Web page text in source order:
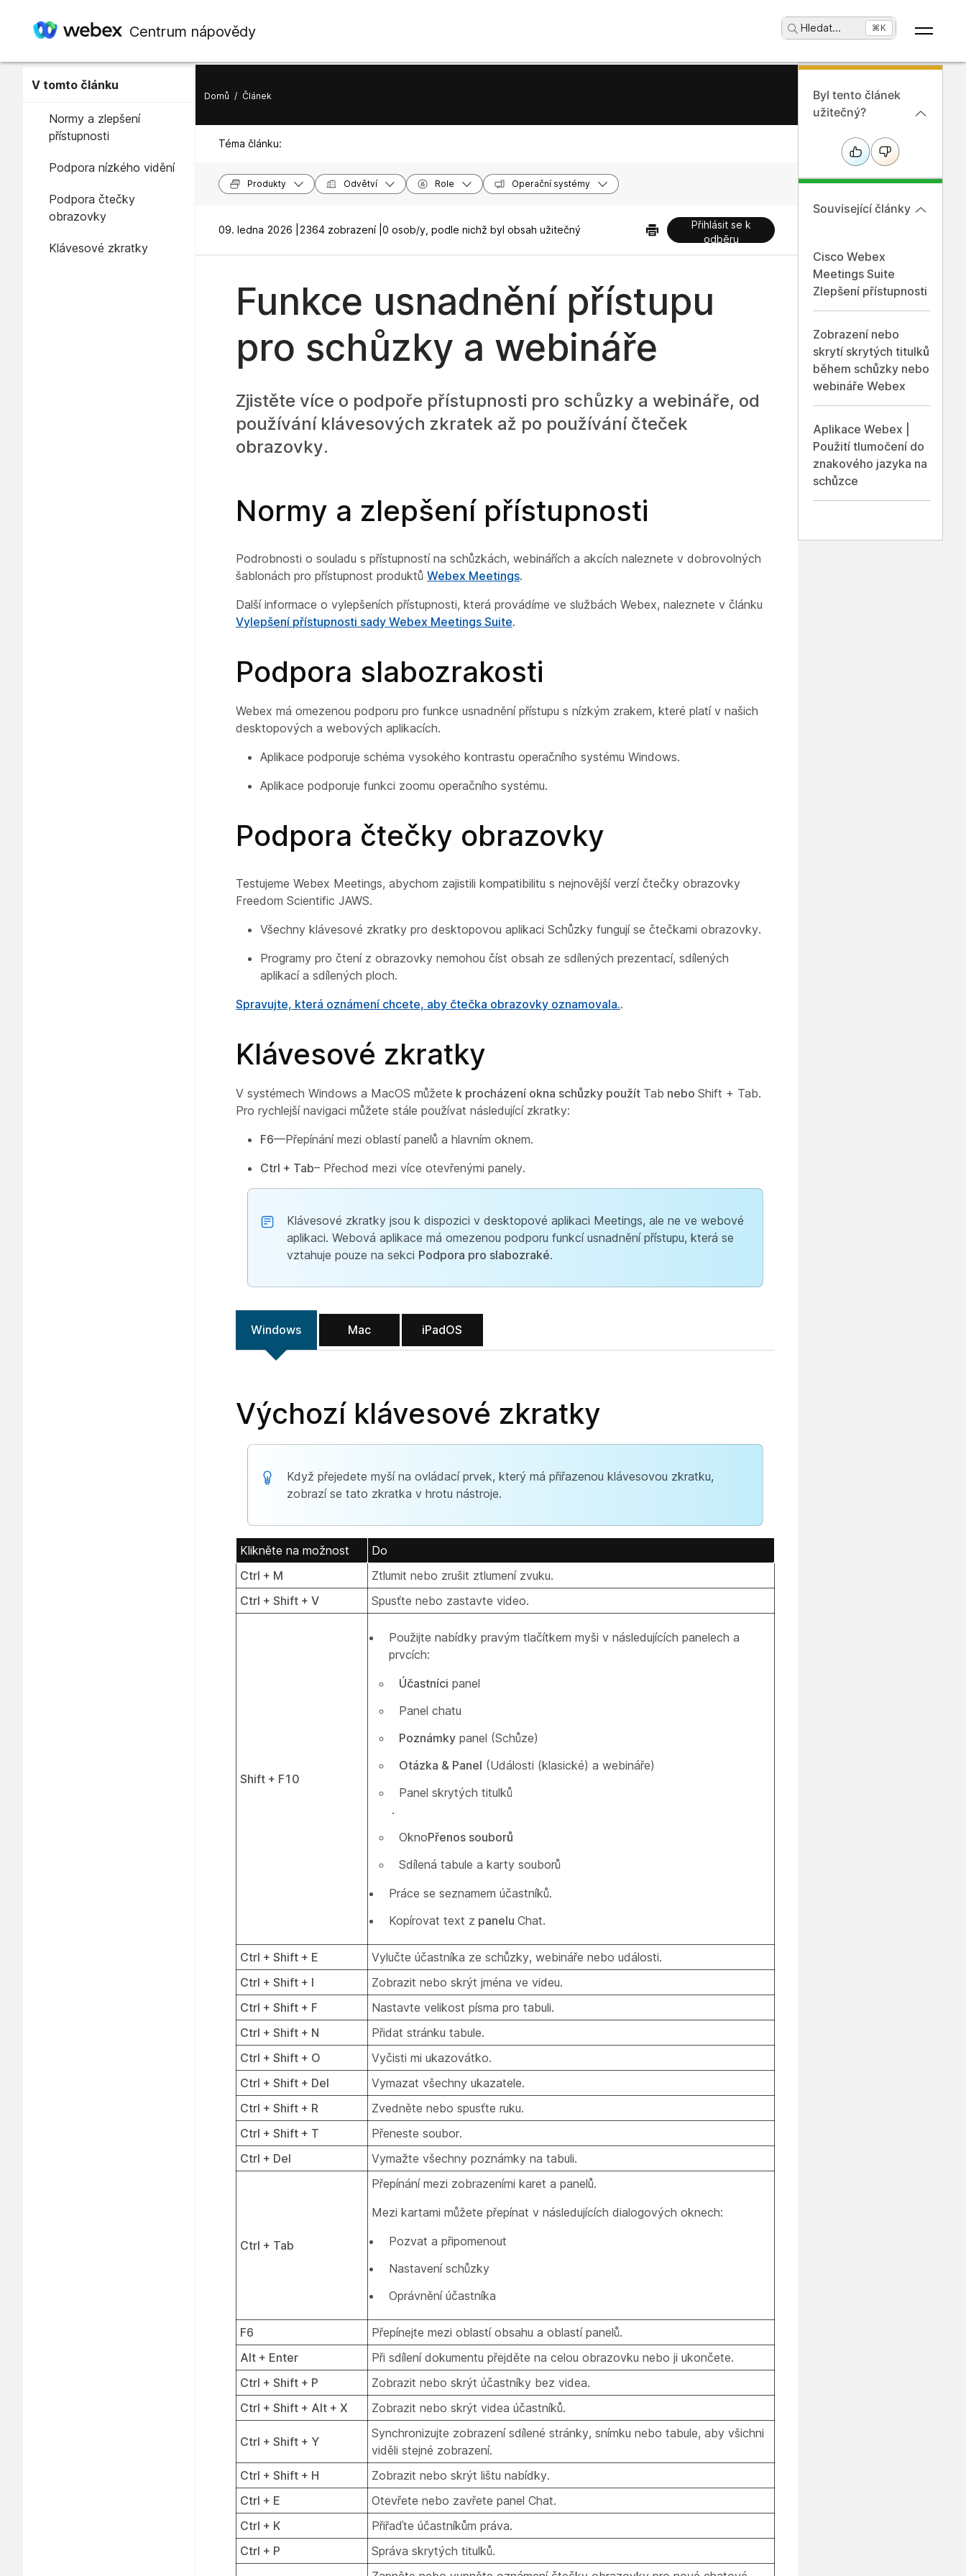
Centrum nápovědy Hledat... ⌘K
V tomto článku
Normy a zlepšení
přístupnosti
Podpora nízkého vidění
Podpora čtečky
obrazovky
Klávesové zkratky
Domů / Článek
Téma článku:
Produkty Odvětví Role Operační systémy
09. ledna 2026 | 2364 zobrazení | 0 osob/y, podle nichž byl obsah užitečný
Přihlásit se k
odběru
Funkce usnadnění přístupu
pro schůzky a webináře
Zjistěte více o podpoře přístupnosti pro schůzky a webináře, od
používání klávesových zkratek až po používání čteček
obrazovky.
Normy a zlepšení přístupnosti
Podrobnosti o souladu s přístupností na schůzkách, webinářích a akcích naleznete v dobrovolných
šablonách pro přístupnost produktů Webex Meetings.
Další informace o vylepšeních přístupnosti, která provádíme ve službách Webex, naleznete v článku
Vylepšení přístupnosti sady Webex Meetings Suite.
Podpora slabozrakosti
Webex má omezenou podporu pro funkce usnadnění přístupu s nízkým zrakem, které platí v našich
desktopových a webových aplikacích.
Aplikace podporuje schéma vysokého kontrastu operačního systému Windows.
Aplikace podporuje funkci zoomu operačního systému.
Podpora čtečky obrazovky
Testujeme Webex Meetings, abychom zajistili kompatibilitu s nejnovější verzí čtečky obrazovky
Freedom Scientific JAWS.
Všechny klávesové zkratky pro desktopovou aplikaci Schůzky fungují se čtečkami obrazovky.
Programy pro čtení z obrazovky nemohou číst obsah ze sdílených prezentací, sdílených
aplikací a sdílených ploch.
Spravujte, která oznámení chcete, aby čtečka obrazovky oznamovala..
Klávesové zkratky
V systémech Windows a MacOS můžete k procházení okna schůzky použít Tab nebo Shift + Tab.
Pro rychlejší navigaci můžete stále používat následující zkratky:
F6—Přepínání mezi oblastí panelů a hlavním oknem.
Ctrl + Tab– Přechod mezi více otevřenými panely.
Klávesové zkratky jsou k dispozici v desktopové aplikaci Meetings, ale ne ve webové
aplikaci. Webová aplikace má omezenou podporu funkcí usnadnění přístupu, která se
vztahuje pouze na sekci Podpora pro slabozraké.
Windows Mac iPadOS
Výchozí klávesové zkratky
Když přejedete myší na ovládací prvek, který má přiřazenou klávesovou zkratku,
zobrazí se tato zkratka v hrotu nástroje.
Klikněte na možnost
Do
Ctrl + M
Ztlumit nebo zrušit ztlumení zvuku.
Ctrl + Shift + V
Spusťte nebo zastavte video.
Shift + F10
Použijte nabídky pravým tlačítkem myši v následujících panelech a
prvcích:
Účastníci panel
Panel chatu
Poznámky panel (Schůze)
Otázka & Panel (Události (klasické) a webináře)
Panel skrytých titulků
.
OknoPřenos souborů
Sdílená tabule a karty souborů
Práce se seznamem účastníků.
Kopírovat text z panelu Chat.
Ctrl + Shift + E
Vylučte účastníka ze schůzky, webináře nebo události.
Ctrl + Shift + I
Zobrazit nebo skrýt jména ve videu.
Ctrl + Shift + F
Nastavte velikost písma pro tabuli.
Ctrl + Shift + N
Přidat stránku tabule.
Ctrl + Shift + O
Vyčisti mi ukazovátko.
Ctrl + Shift + Del
Vymazat všechny ukazatele.
Ctrl + Shift + R
Zvedněte nebo spusťte ruku.
Ctrl + Shift + T
Přeneste soubor.
Ctrl + Del
Vymažte všechny poznámky na tabuli.
Ctrl + Tab
Přepínání mezi zobrazeními karet a panelů.
Mezi kartami můžete přepínat v následujících dialogových oknech:
Pozvat a připomenout
Nastavení schůzky
Oprávnění účastníka
F6
Přepínejte mezi oblastí obsahu a oblastí panelů.
Alt + Enter
Při sdílení dokumentu přejděte na celou obrazovku nebo ji ukončete.
Ctrl + Shift + P
Zobrazit nebo skrýt účastníky bez videa.
Ctrl + Shift + Alt + X
Zobrazit nebo skrýt videa účastníků.
Ctrl + Shift + Y
Synchronizujte zobrazení sdílené stránky, snímku nebo tabule, aby všichni
viděli stejné zobrazení.
Ctrl + Shift + H
Zobrazit nebo skrýt lištu nabídky.
Ctrl + E
Otevřete nebo zavřete panel Chat.
Ctrl + K
Přiřaďte účastníkům práva.
Ctrl + P
Správa skrytých titulků.
Byl tento článek
užitečný?
Související články
Cisco Webex
Meetings Suite
Zlepšení přístupnosti
Zobrazení nebo
skrytí skrytých titulků
během schůzky nebo
webináře Webex
Aplikace Webex |
Použití tlumočení do
znakového jazyka na
schůzce